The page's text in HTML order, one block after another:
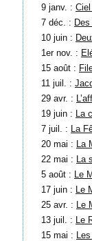
9 janv. :
7 déc. :
10 juin :
1er nov. :
15 août :
11 juil. :
29 avr. :
19 juin :
La
7 juil. :
La
20 mai :
22 mai :
5 août :
Le
17 juin :
Le
25 avr. :
13 juil. :
Le
15 mai :